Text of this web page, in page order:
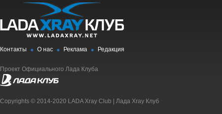
Контакты О нас Реклама Редакция
Проект Официального Лада Клуба
Copyrights © 2014-2020 LADA Xray Club | Лада Xray Клуб